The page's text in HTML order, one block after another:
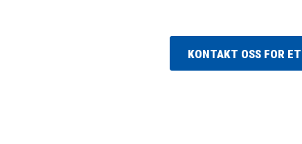
KONTAKT OSS FOR